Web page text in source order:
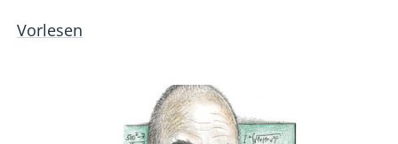
«Beweis»,
dass
«Beweis»,
dass
gleich
0
gleich
0
gleich
0
Vorlesen